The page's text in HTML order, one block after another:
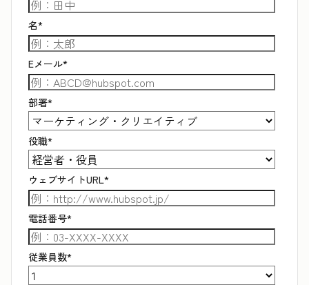
名*
Eメール*
部署*
役職*
ウェブサイトURL*
電話番号*
従業員数*